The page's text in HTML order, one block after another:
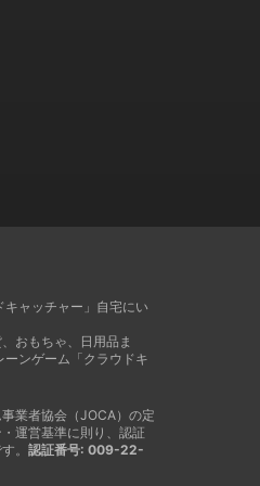
ャッチャー」自宅にい
おもちゃ、日用品ま
ンゲーム「クラウドキ
業者協会（JOCA）の定
運営基準に則り、認証
。 認証番号: 009-22-